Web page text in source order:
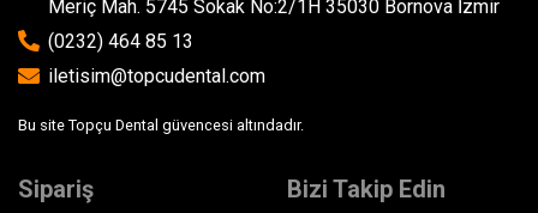
Meriç Mah. 5745 Sokak No:2/1H 35030 Bornova İzmir
(0232) 464 85 13
iletisim@topcudental.com
Bu site Topçu Dental güvencesi altındadır.
Sipariş Bizi Takip Edin